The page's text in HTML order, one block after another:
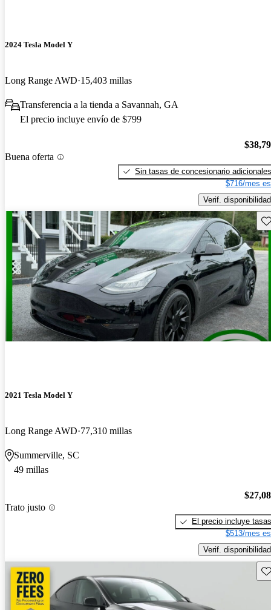
2024 Tesla Model Y
Long Range AWD 15,403 millas
Transferencia a la tienda a Savannah, GA
El precio incluye envío de $799
Buena oferta
Sin tasas de concesionario adicionales
$716/mes
Verif. disponibilidad
2021 Tesla Model Y
Long Range AWD 77,310 millas
Summerville, SC
49 millas
Trato justo
El precio incluye tasas
$513/mes
Verif. disponibilidad